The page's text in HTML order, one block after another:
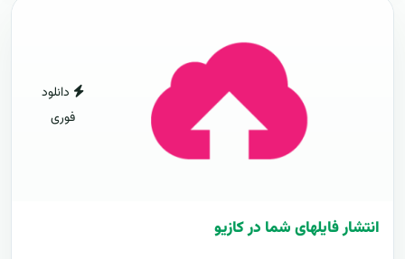
دانلود
فوری
انتشار فایلهای شما در کازیو